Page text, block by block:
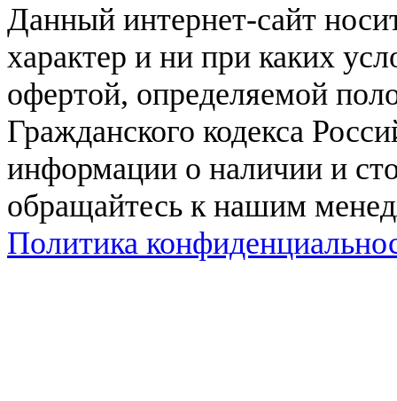
Данный интернет-сайт
характер и ни при каких
офертой, определяемой
Гражданского кодекса
информации о наличии и
обращайтесь к нашим
Политика